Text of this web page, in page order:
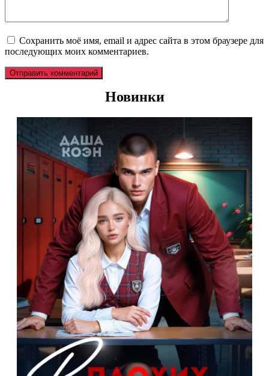
Сохранить моё имя, email и адрес сайта в этом браузере для
последующих моих комментариев.
Новинки